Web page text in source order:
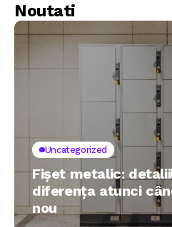
Noutati
Uncategorized
Fișet metalic:
diferența atunci
nou